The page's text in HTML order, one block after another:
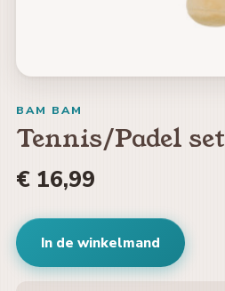
BAM BAM
Tennis/Padel set
€ 16,99
In de winkelmand